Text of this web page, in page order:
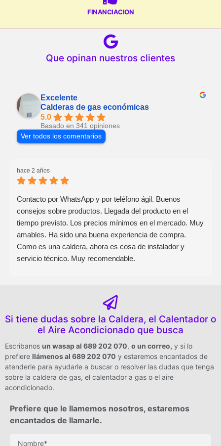
FINANCIACION
Que opinan nuestros clientes
Excelente
Calderas de gas económicas
5.0
Basado en 341 opiniones
Ver todos los comentarios
hace 2 años
Contacto por WhatsApp y por teléfono ágil. Buenos
consejos sobre productos. Llegada del producto en el
tiempo previsto. Los precios mínimos en el mercado. Muy
amables. Ha sido una buena experiencia de compra.
Como es una caldera, ahora es cosa de instalador y
servicio técnico. Muy recomendable.
Si tiene dudas sobre la Caldera, el Calentador o
el Aire Acondicionado que busca
Escribanos un wasap al 689 202 070, o un correo, y si lo
prefiere llámenos al 689 202 070 y estaremos encantados de
atenderle para ayudarle a buscar o resolver las dudas que tenga
sobre la caldera de gas, el calentador a gas o el aire
acondicionado.
Prefiere que le llamemos nosotros, estaremos
encantados de llamarle.